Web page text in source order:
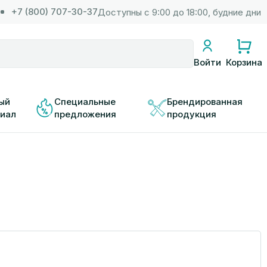
+7 (800) 707-30-37Доступны с 9:00 до 18:00, будние дни
Войти Корзина
Специальные
предложения
Брендированная
продукция